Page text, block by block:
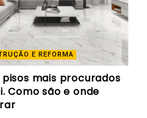
E REFORMA
pisos mais procurados
Como são e onde